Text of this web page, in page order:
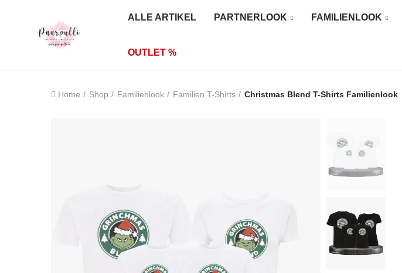
ALLE ARTIKEL PARTNERLOOK FAMILIENLOOK
OUTLET %
Home Shop Familienlook Familien T-Shirts Christmas Blend T-Shirts Familienlook